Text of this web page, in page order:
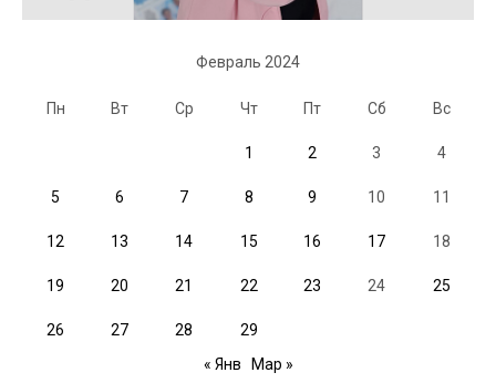
Февраль 2024
Пн Вт Ср Чт Пт Сб Вс
1 2 3 4
5 6 7 8 9 10 11
12 13 14 15 16 17 18
19 20 21 22 23 24 25
26 27 28
29
« Янв
Мар »